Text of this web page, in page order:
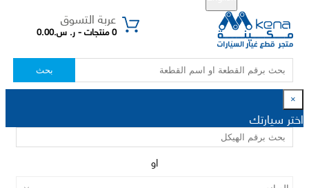
عربة التسوق
0 منتجات - ر. س.0.00
بحث
×
اختر سيارتك
او